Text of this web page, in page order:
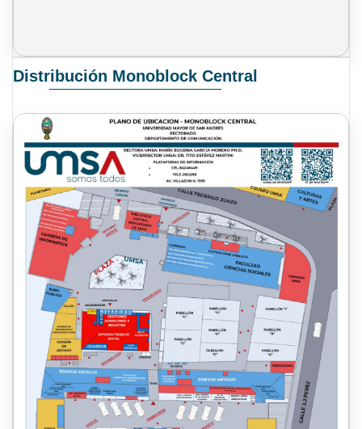
Distribución Monoblock Central